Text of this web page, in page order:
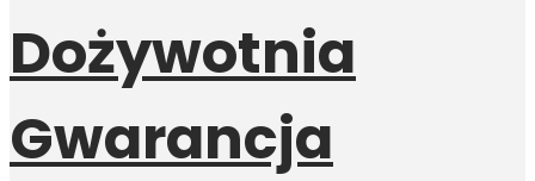
Dożywotnia
Gwarancja